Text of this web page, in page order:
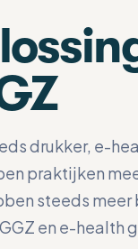
drukker, e-
praktijken
steeds
en e-health